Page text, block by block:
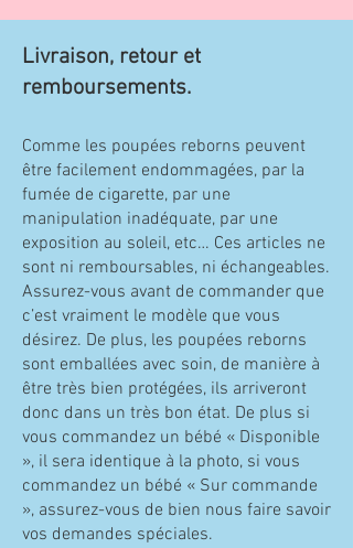
Livraison, retour et
remboursements.
Comme les poupées reborns peuvent
être facilement endommagées, par la
fumée de cigarette, par une
manipulation inadéquate, par une
exposition au soleil, etc… Ces articles ne
sont ni remboursables, ni échangeables.
Assurez-vous avant de commander que
c’est vraiment le modèle que vous
désirez. De plus, les poupées reborns
sont emballées avec soin, de manière à
être très bien protégées, ils arriveront
donc dans un très bon état. De plus si
vous commandez un bébé « Disponible
», il sera identique à la photo, si vous
commandez un bébé « Sur commande
», assurez-vous de bien nous faire savoir
vos demandes spéciales.